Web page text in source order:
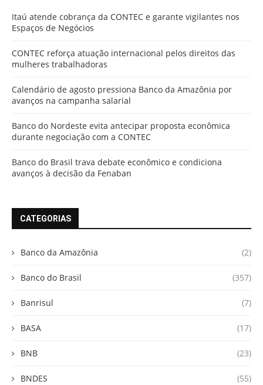
Itaú atende cobrança da CONTEC e garante vigilantes nos
Espaços de Negócios
CONTEC reforça atuação internacional pelos direitos das
mulheres trabalhadoras
Calendário de agosto pressiona Banco da Amazônia por
avanços na campanha salarial
Banco do Nordeste evita antecipar proposta econômica
durante negociação com a CONTEC
Banco do Brasil trava debate econômico e condiciona
avanços à decisão da Fenaban
CATEGORIAS
Banco da Amazônia (2)
Banco do Brasil (357)
Banrisul (7)
BASA (17)
BNB (23)
BNDES (55)